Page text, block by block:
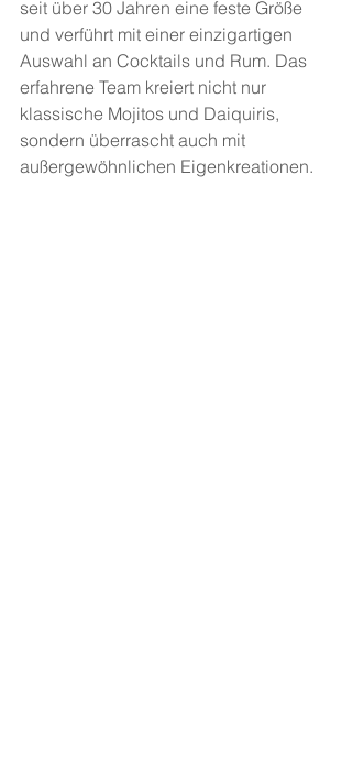
seit über 30 Jahren eine feste Größe
und verführt mit einer einzigartigen
Auswahl an Cocktails und Rum. Das
erfahrene Team kreiert nicht nur
klassische Mojitos und Daiquiris,
sondern überrascht auch mit
außergewöhnlichen Eigenkreationen.